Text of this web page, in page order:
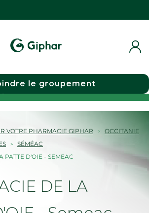
pharmacie
le groupement
VOTRE PHARMACIE GIPHAR
OCCITANIE
SÉMÉAC
PATTE D'OIE - SEMEAC
DE LA